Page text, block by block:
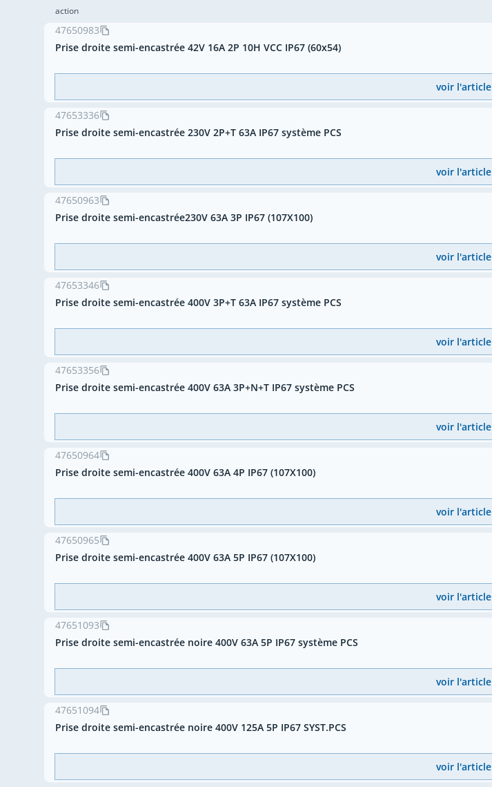
action
47650983
Prise droite semi-encastrée 42V 16A 2P 10H VCC IP67 (60x54)
voir l'article
47653336
Prise droite semi-encastrée 230V 2P+T 63A IP67 système PCS
voir l'article
47650963
Prise droite semi-encastrée230V 63A 3P IP67 (107X100)
voir l'article
47653346
Prise droite semi-encastrée 400V 3P+T 63A IP67 système PCS
voir l'article
47653356
Prise droite semi-encastrée 400V 63A 3P+N+T IP67 système PCS
voir l'article
47650964
Prise droite semi-encastrée 400V 63A 4P IP67 (107X100)
voir l'article
47650965
Prise droite semi-encastrée 400V 63A 5P IP67 (107X100)
voir l'article
47651093
Prise droite semi-encastrée noire 400V 63A 5P IP67 système PCS
voir l'article
47651094
Prise droite semi-encastrée noire 400V 125A 5P IP67 SYST.PCS
voir l'article